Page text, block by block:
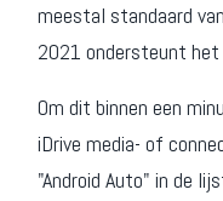
meestal standaard
2021 ondersteunt
Om dit binnen een
iDrive media- of
"Android Auto" in de